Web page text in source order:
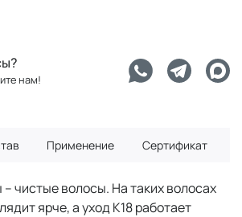
нам!
Применение Сертификат
чистые волосы. На таких волосах
ярче, а уход К18 работает